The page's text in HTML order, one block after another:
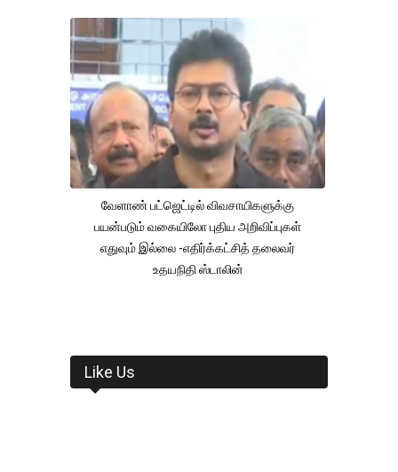
வேளாண் பட்ஜெட்டில் விவசாயிகளுக்கு
பயன்படும் வகையிலோ புதிய அறிவிப்புகள்
எதுவும் இல்லை -எதிர்க்கட்சித் தலைவர்
உதயநிதி ஸ்டாலின்
Like Us